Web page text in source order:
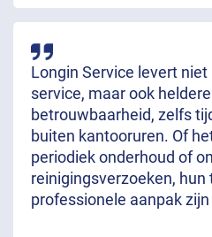
Longin Service levert
service, maar ook
betrouwbaarheid, zelfs
buiten kantooruren. Of
periodiek onderhoud of
reinigingsverzoeken, hun
professionele aanpak